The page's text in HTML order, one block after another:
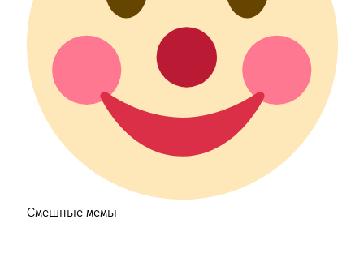
Смешные мемы